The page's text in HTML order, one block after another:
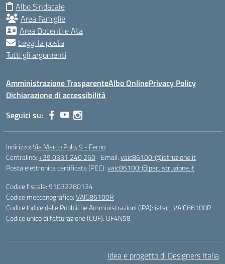
Albo Sindacale
Area Famiglie
Area Docenti e Ata
Leggi la posta
Tutti gli argomenti
Amministrazione TrasparenteAlbo OnlinePrivacy Policy
Dichiarazione di accessibilità
Seguici su:
Indirizzo:Via Marco Polo, 9 - Ferno
Centralino:+39 0331 240 260 Email:vaic86100r@istruzione.it
Posta elettronica certificata (PEC):vaic86100r@pec.istruzione.it
Codice fiscale: 91032280124
Codice meccanografico:VAIC86100R
Codice Indice delle Pubbliche Amministrazioni (IPA): istsc_VAIC86100R
Codice unico di fatturazione (CUF): UF4N58
Idea e progetto di Designers Italia